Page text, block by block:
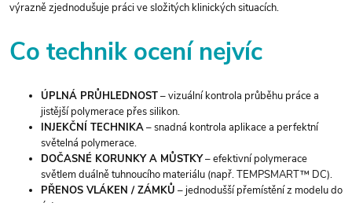
výrazně zjednodušuje práci ve složitých klinických situacích.
Co technik ocení nejvíc
ÚPLNÁ PRŮHLEDNOST– vizuální kontrola průběhu práce a
jistější polymerace přes silikon.
INJEKČNÍ TECHNIKA– snadná kontrola aplikace a perfektní
světelná polymerace.
DOČASNÉ KORUNKY A MŮSTKY– efektivní polymerace
světlem duálně tuhnoucího materiálu (např. TEMPSMART™ DC).
PŘENOS VLÁKEN / ZÁMKŮ – jednodušší přemístění z modelu do